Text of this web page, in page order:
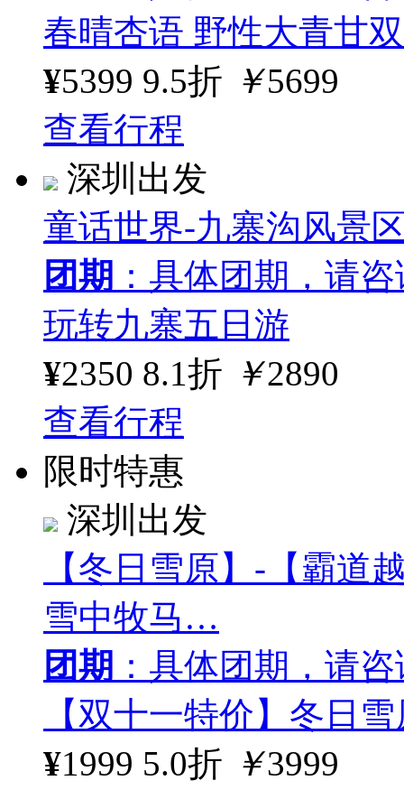
春晴杏语 野性大青甘
¥5399 9.5折 ￥5699
查看行程
深圳出发
童话世界-九寨沟风景
团期 ：具体团期，请
玩转九寨五日游
¥2350 8.1折 ￥2890
查看行程
限时特惠
深圳出发
【冬日雪原】-【霸道
雪中牧马…
团期 ：具体团期，请
【双十一特价】冬日
¥1999 5.0折 ￥3999